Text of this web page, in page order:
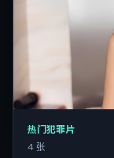
热门犯罪片
4 张